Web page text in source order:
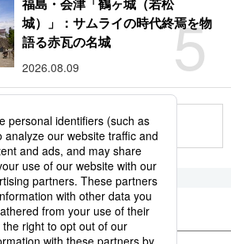
5
福島・会津「鶴ヶ城（若松
城）」：サムライの時代終焉を物
語る赤瓦の名城
2026.08.09
もっと見る
ド